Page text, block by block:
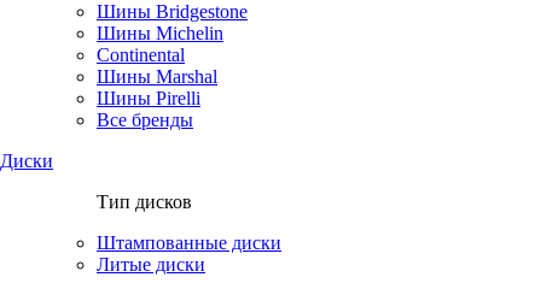
Шины Bridgestone
Шины Michelin
Continental
Шины Marshal
Шины Pirelli
Все бренды
Диски
Тип дисков
Штампованные диски
Литые диски